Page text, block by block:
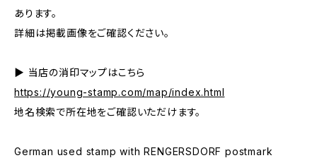
あります。
詳細は掲載画像をご確認ください。
▶ 当店の消印マップはこちら
https://young-stamp.com/map/index.html
地名検索で所在地をご確認いただけます。
German used stamp with RENGERSDORF postmark